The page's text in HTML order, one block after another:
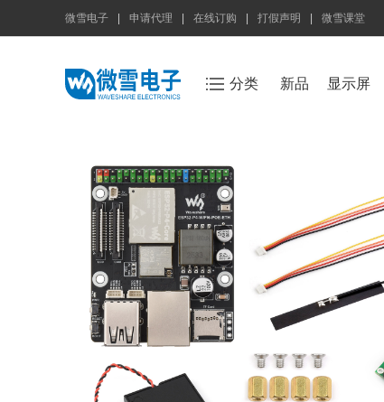
微雪电子 申请代理 在线订购 打假声明 微雪课堂
分类 新品 显示屏